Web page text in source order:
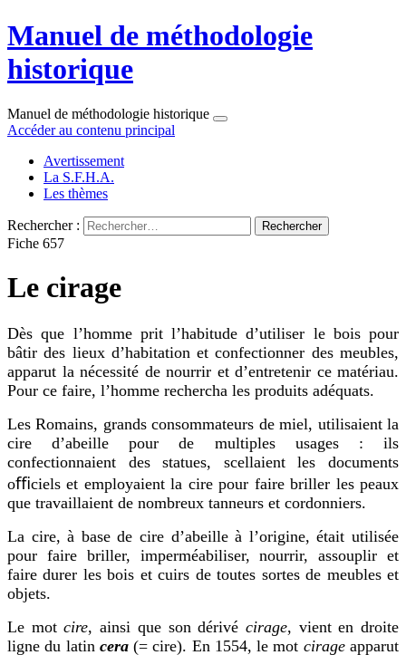
Manuel de méthodologie
historique
Manuel de méthodologie historique
Accéder au contenu principal
Avertissement
La S.F.H.A.
Les thèmes
Rechercher :
Fiche 657
Le cirage
Dès que l’homme prit l’habitude d’utiliser le bois pour
bâtir des lieux d’habitation et confectionner des meubles,
apparut la nécessité de nourrir et d’entretenir ce matériau.
Pour ce faire, l’homme rechercha les produits adéquats.
Les Romains, grands consommateurs de miel, utilisaient la
cire d’abeille pour de multiples usages : ils
confectionnaient des statues, scellaient les documents
oﬃciels et employaient la cire pour faire briller les peaux
que travaillaient de nombreux tanneurs et cordonniers.
La cire, à base de cire d’abeille à l’origine, était utilisée
pour faire briller, imperméabiliser, nourrir, assouplir et
faire durer les bois et cuirs de toutes sortes de meubles et
objets.
Le motcire, ainsi que son dérivé cirage, vient en droite
ligne du latin cera(= cire). En 1554, le mot cirageapparut